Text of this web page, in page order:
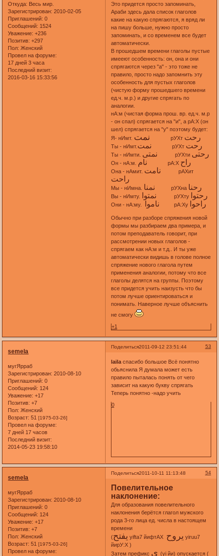
Откуда: Весь мир.
Зарегистрирован: 2010-02-05
Приглашений: 0
Сообщений: 1524
Уважение: +236
Позитив: +297
Пол: Женский
Провел на форуме:
17 дней 3 часа
Последний визит:
2016-03-16 15:33:56
Это придется просто запоминать,
Араби здесь дала список глаголов
какие на какую спрягаются, я вряд ли
на пишу больше, нужно просто
запоминать, и со временем все будет
автоматически.
В прошедшем времени глаголы пустые
имееют особенность: он, она и они
спрягаются через "а" - это тоже не
правило, просто надо запомнить эту
особенность для пустых глаголов
(чистую форму прошедшего времени
ед.ч. м.р.) и другие спрягать по
аналогии.
нА:м (чистая форма прош. вр. ед.ч. м.р
- он спал) спрягается на "и", а рА:Х (он
шел) спрягается на "у" поэтому будет:
Я- нИмт. نمت рУХт رحت
Ты - нИмт.نمت рУХт رحت
Ты - нИмти. نمتى рУХти رحتى
Он - нА:м. نام рА:Х راح
Она - нАмит. نامت рАХит
راحت
Мы - нИмна. نمنا рУХна رحنا
Вы - нИмту. نمتوا рУХту رحتوا
Они - нА:му. ناموا рА:Ху راحوا
Обычно при разборе спряжения новой
формы мы разбираем два примера, и
потом преподаватель говорит, при
рассмотрении новых глаголов -
спрягаем как нА:м и т.д.. И ты уже
автоматически видишь в голове полное
спряжение нового глагола путем
применения аналогии, потому что все
глаголы делятся на группы. Поэтому
все придется учить наизусть что бы
потом лучше ориентироваться и
понимать. Наверное лучше объяснить
не смогу
+1
Поделиться 53
2011-09-12 23:51:44
semela
мугЯрраб
Зарегистрирован: 2010-08-10
Приглашений: 0
Сообщений: 124
Уважение: +17
Позитив: +7
Пол: Женский
Возраст: 51[1975-03-26]
Провел на форуме:
7 дней 17 часов
Последний визит:
2014-05-23 19:58:10
laila спасибо большое Всё понятно
обьяснила Я думала может есть
правило пыталась понять от чего
зависит на какую букву спрягать
Теперь понятно -надо учить
0
Поделиться 54
2011-10-11 11:13:48
semela
мугЯрраб
Зарегистрирован: 2010-08-10
Приглашений: 0
Сообщений: 124
Уважение: +17
Позитив: +7
Пол: Женский
Возраст: 51[1975-03-26]
Провел на форуме:
Повелительное
наклонение:
Для образования повелительного
наклонения берётся глагол мужского
рода 3-го лица ед. числа в настоящем
времени
(يفتح yifta7 йифтАХ يروح yiruu7
йирУ:Х )
Затем префикс
(yi йи) опускается (